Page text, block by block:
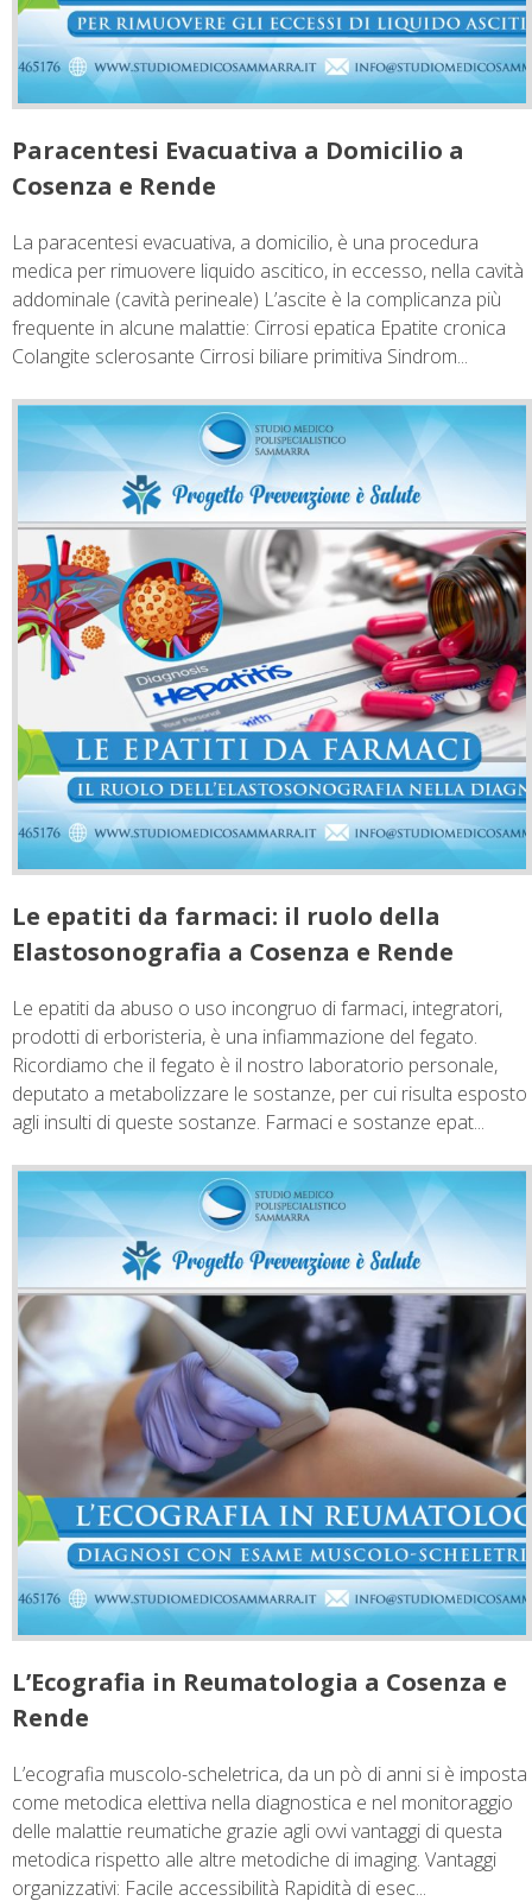
Paracentesi Evacuativa a Domicilio a
Cosenza e Rende
La paracentesi evacuativa, a domicilio, è una procedura
medica per rimuovere liquido ascitico, in eccesso, nella cavità
addominale (cavità perineale) L’ascite è la complicanza più
frequente in alcune malattie: Cirrosi epatica Epatite cronica
Colangite sclerosante Cirrosi biliare primitiva Sindrom...
Le epatiti da farmaci: il ruolo della
Elastosonografia a Cosenza e Rende
Le epatiti da abuso o uso incongruo di farmaci, integratori,
prodotti di erboristeria, è una infiammazione del fegato.
Ricordiamo che il fegato è il nostro laboratorio personale,
deputato a metabolizzare le sostanze, per cui risulta esposto
agli insulti di queste sostanze. Farmaci e sostanze epat...
L’Ecografia in Reumatologia a Cosenza e
Rende
L’ecografia muscolo-scheletrica, da un pò di anni si è imposta
come metodica elettiva nella diagnostica e nel monitoraggio
delle malattie reumatiche grazie agli ovvi vantaggi di questa
metodica rispetto alle altre metodiche di imaging. Vantaggi
organizzativi: Facile accessibilità Rapidità di esec...